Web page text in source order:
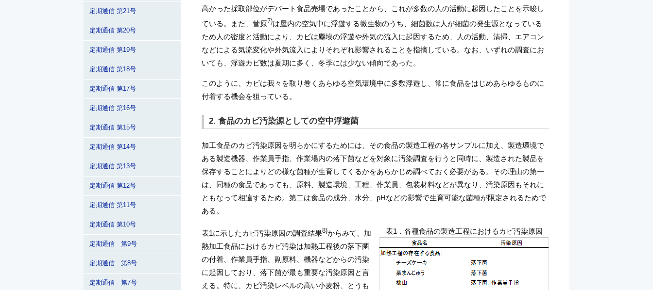
高かった採取部位がデパート食品売場であったことから、これが多数の人の活動に起因したことを示唆し
ている。また、菅原7)は屋内の空気中に浮遊する微生物のうち、細菌数は人が細菌の発生源となっている
ため人の密度と活動により、カビは塵埃の浮遊や外気の流入に起因するため、人の活動、清掃、エアコン
などによる気流変化や外気流入によりそれぞれ影響されることを指摘している。なお、いずれの調査にお
いても、浮遊カビ数は夏期に多く、冬季には少ない傾向であった。
このように、カビは我々を取り巻くあらゆる空気環境中に多数浮遊し、常に食品をはじめあらゆるものに
付着する機会を狙っている。
2. 食品のカビ汚染源としての空中浮遊菌
加工食品のカビ汚染原因を明らかにするためには、その食品の製造工程の各サンプルに加え、製造環境で
ある製造機器、作業員手指、作業場内の落下菌などを対象に汚染調査を行うと同時に、製造された製品を
保存することによりどの様な菌種が生育してくるかをあらかじめ調べておく必要がある。その理由の第一
は、同種の食品であっても、原料、製造環境、工程、作業員、包装材料などが異なり、汚染原因もそれに
ともなって相違するため。第二は食品の成分、水分、pHなどの影響で生育可能な菌種が限定されるためで
ある。
表1．各種食品の製造工程におけるカビ汚染原因
表1に示したカビ汚染原因の調査結果8)からみて、加
熱加工食品におけるカビ汚染は加熱工程後の落下菌
の付着、作業員手指、副原料、機器などからの汚染
に起因しており、落下菌が最も重要な汚染原因と言
える。特に、カビ汚染レベルの高い小麦粉、とうも
定期通信 第21号
定期通信 第20号
定期通信 第19号
定期通信 第18号
定期通信 第17号
定期通信 第16号
定期通信 第15号
定期通信 第14号
定期通信 第13号
定期通信 第12号
定期通信 第11号
定期通信 第10号
定期通信 第9号
定期通信 第8号
定期通信 第7号